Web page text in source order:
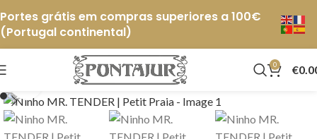
Portes grátis em compras superiores a 100€
(Portugal continental)
0 €
Click to enlarge